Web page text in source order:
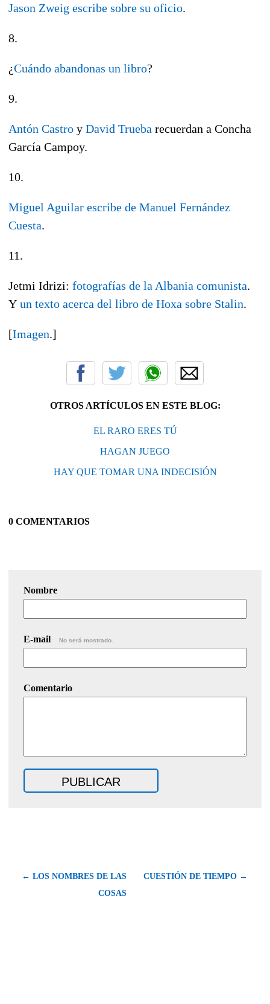
Jason Zweig escribe sobre su oficio.
8.
¿Cuándo abandonas un libro?
9.
Antón Castro y David Trueba recuerdan a Concha
García Campoy.
10.
Miguel Aguilar escribe de Manuel Fernández
Cuesta.
11.
Jetmi Idrizi: fotografías de la Albania comunista.
Y un texto acerca del libro de Hoxa sobre Stalin.
[Imagen.]
OTROS ARTÍCULOS EN ESTE BLOG:
EL RARO ERES TÚ
HAGAN JUEGO
HAY QUE TOMAR UNA INDECISIÓN
0 COMENTARIOS
Nombre
E-mail No será mostrado.
Comentario
← LOS NOMBRES DE LAS
COSAS
CUESTIÓN DE TIEMPO →